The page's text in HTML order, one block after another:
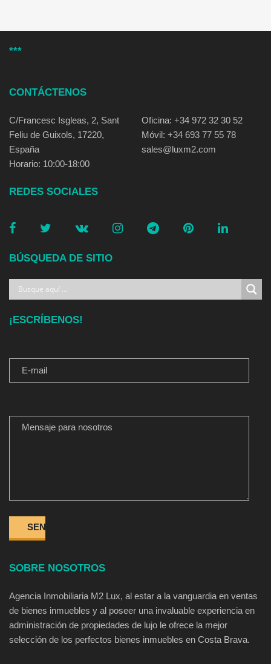
***
CONTÁCTENOS
C/Francesc Isgleas, 2, Sant
Feliu de Guixols, 17220,
España
Horario: 10:00-18:00
Oficina: +34 972 32 30 52
Móvil: +34 693 77 55 78
sales@luxm2.com
REDES SOCIALES
BÚSQUEDA DE SITIO
¡ESCRÍBENOS!
SOBRE NOSOTROS
Agencia Inmobiliaria M2 Lux, al estar a la vanguardia en ventas
de bienes inmuebles y al poseer una invaluable experiencia en
administración de propiedades de lujo le ofrece la mejor
selección de los perfectos bienes inmuebles en Costa Brava.